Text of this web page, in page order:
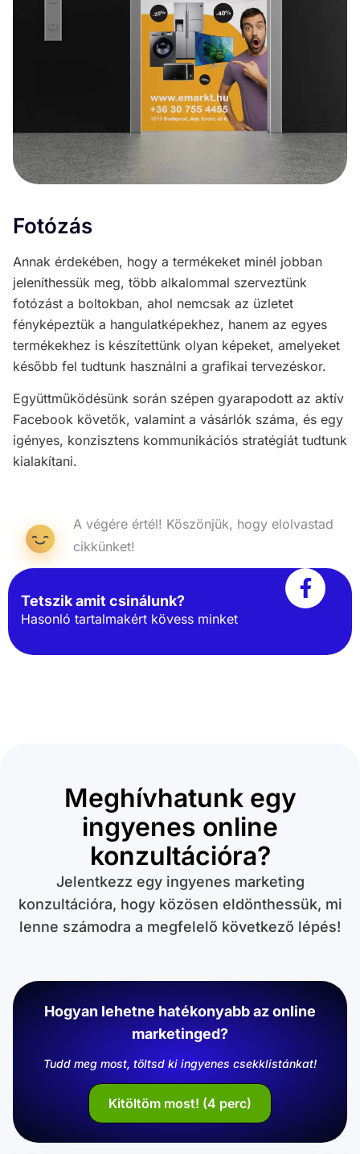
Fotózás
Annak érdekében, hogy a termékeket minél jobban
jeleníthessük meg, több alkalommal szerveztünk
fotózást a boltokban, ahol nemcsak az üzletet
fényképeztük a hangulatképekhez, hanem az egyes
termékekhez is készítettünk olyan képeket, amelyeket
később fel tudtunk használni a grafikai tervezéskor.
Együttműködésünk során szépen gyarapodott az aktív
Facebook követők, valamint a vásárlók száma, és egy
igényes, konzisztens kommunikációs stratégiát tudtunk
kialakítani.
A végére értél! Köszönjük, hogy elolvastad
cikkünket!
Tetszik amit csinálunk?
Hasonló tartalmakért kövess minket
Meghívhatunk egy
ingyenes online
konzultációra?
Jelentkezz egy ingyenes marketing
konzultációra, hogy közösen eldönthessük, mi
lenne számodra a megfelelő következő lépés!
Hogyan lehetne hatékonyabb az online
marketinged?
Tudd meg most, töltsd ki ingyenes csekklistánkat!
Kitöltöm most! (4 perc)